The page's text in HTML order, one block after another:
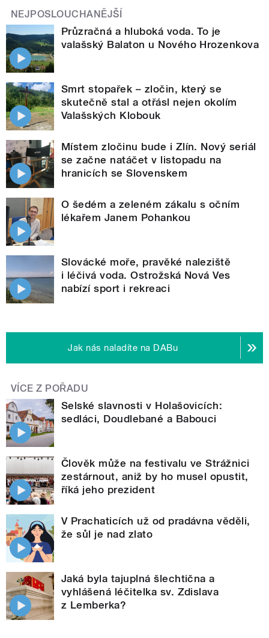
NEJPOSLOUCHANĚJŠÍ
Průzračná a hluboká voda. To je
valašský Balaton u Nového Hrozenkova
Smrt stopařek – zločin, který se
skutečně stal a otřásl nejen okolím
Valašských Klobouk
Místem zločinu bude i Zlín. Nový seriál
se začne natáčet v listopadu na
hranicích se Slovenskem
O šedém a zeleném zákalu s očním
lékařem Janem Pohankou
Slovácké moře, pravěké naleziště
i léčivá voda. Ostrožská Nová Ves
nabízí sport i rekreaci
Jak nás naladíte na DABu
VÍCE Z POŘADU
Selské slavnosti v Holašovicích:
sedláci, Doudlebané a Babouci
Člověk může na festivalu ve Strážnici
zestárnout, aniž by ho musel opustit,
říká jeho prezident
V Prachaticích už od pradávna věděli,
že sůl je nad zlato
Jaká byla tajuplná šlechtična a
vyhlášená léčitelka sv. Zdislava
z Lemberka?